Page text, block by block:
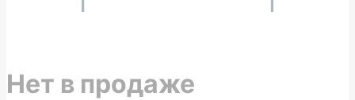
Нет в продаже